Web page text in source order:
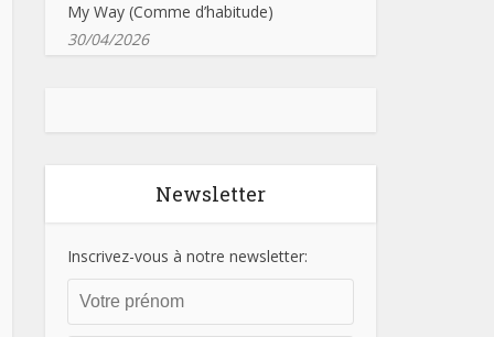
My Way (Comme d’habitude)
30/04/2026
Newsletter
Inscrivez-vous à notre newsletter: